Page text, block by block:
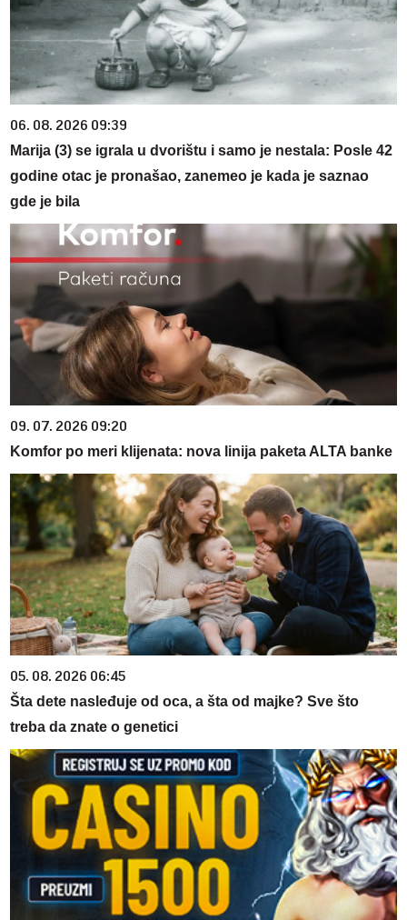
06. 08. 2026 09:39
Marija (3) se igrala u dvorištu i samo je nestala: Posle 42
godine otac je pronašao, zanemeo je kada je saznao
gde je bila
09. 07. 2026 09:20
Komfor po meri klijenata: nova linija paketa ALTA banke
05. 08. 2026 06:45
Šta dete nasleđuje od oca, a šta od majke? Sve što
treba da znate o genetici